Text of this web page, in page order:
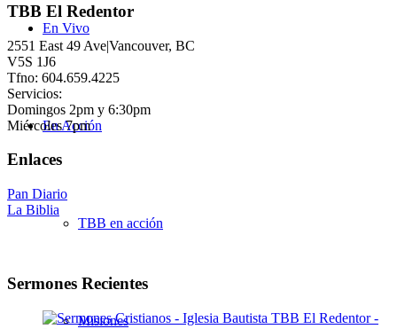
En Vivo
En Acción
TBB en acción
Misiones
TBB El Redentor
2551 East 49 Ave|Vancouver, BC
V5S 1J6
Tfno: 604.659.4225
Servicios:
Domingos 2pm y 6:30pm
Miércoles 7pm
Enlaces
Pan Diario
La Biblia
Sermones Recientes